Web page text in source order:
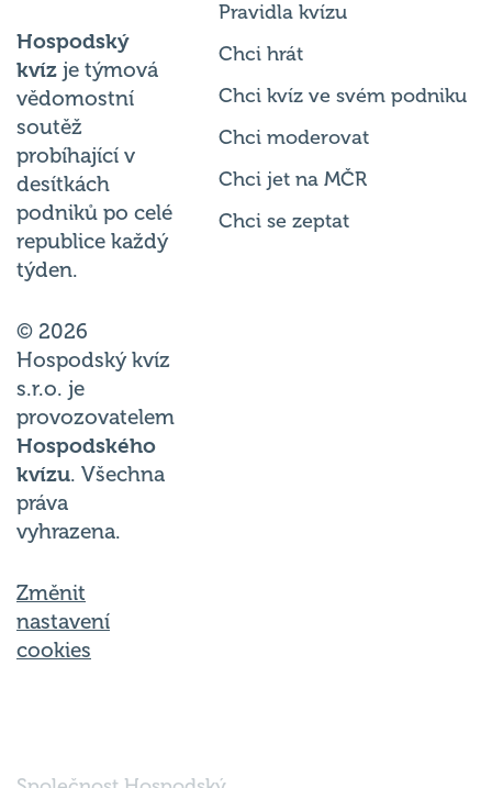
Hospodský
kvíz je týmová
vědomostní
soutěž
probíhající v
desítkách
podniků po celé
republice každý
týden.
© 2026
Hospodský kvíz
s.r.o. je
provozovatelem
Hospodského
kvízu. Všechna
práva
vyhrazena.
Změnit
nastavení
cookies
Pravidla kvízu
Chci hrát
Chci kvíz ve svém podniku
Chci moderovat
Chci jet na MČR
Chci se zeptat